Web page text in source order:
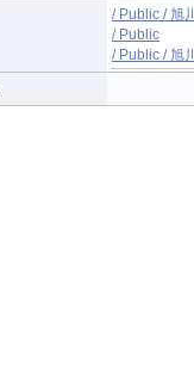
/ Public / 旭
/ Public
/ Public / 旭